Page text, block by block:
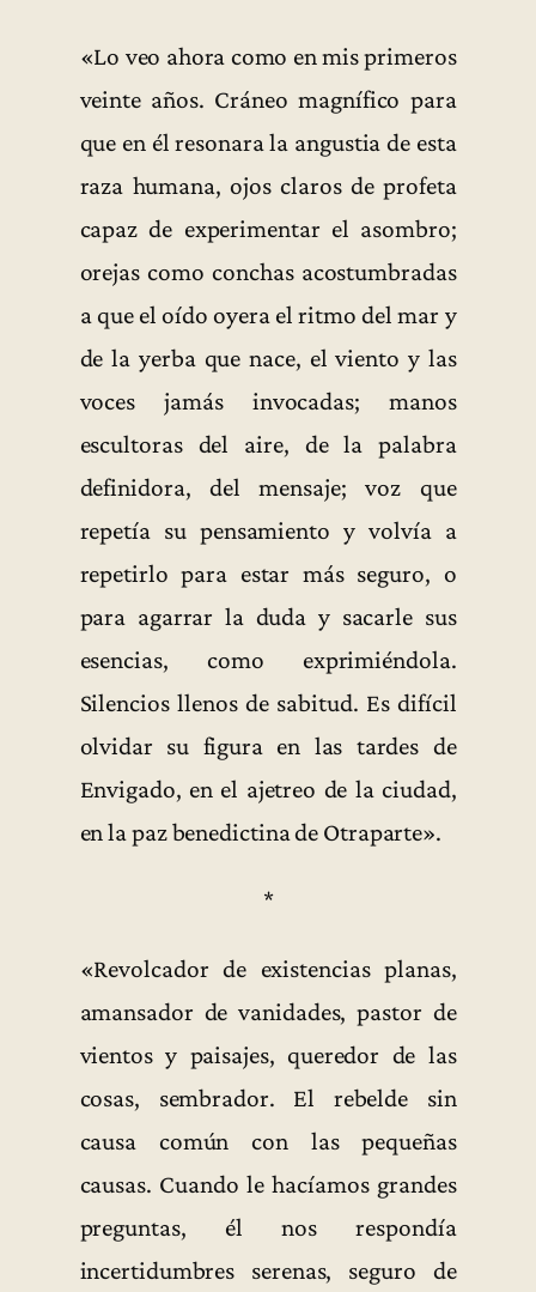
«Lo veo ahora como en mis primeros
veinte años. Cráneo magnífico para
que en él resonara la angustia de esta
raza humana, ojos claros de profeta
capaz de experimentar el asombro;
orejas como conchas acostumbradas
a que el oído oyera el ritmo del mar y
de la yerba que nace, el viento y las
voces jamás invocadas; manos
escultoras del aire, de la palabra
definidora, del mensaje; voz que
repetía su pensamiento y volvía a
repetirlo para estar más seguro, o
para agarrar la duda y sacarle sus
esencias, como exprimiéndola.
Silencios llenos de sabitud. Es difícil
olvidar su figura en las tardes de
Envigado, en el ajetreo de la ciudad,
en la paz benedictina de Otraparte».
*
«Revolcador de existencias planas,
amansador de vanidades, pastor de
vientos y paisajes, queredor de las
cosas, sembrador. El rebelde sin
causa común con las pequeñas
causas. Cuando le hacíamos grandes
preguntas, él nos respondía
incertidumbres serenas, seguro de